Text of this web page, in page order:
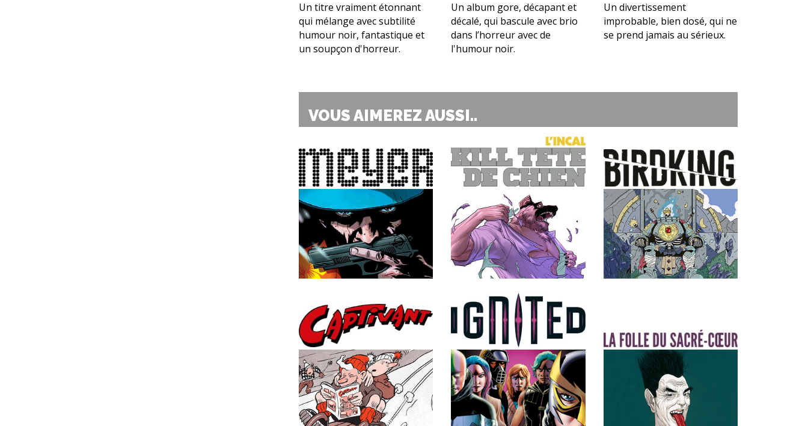
Un titre vraiment étonnant
qui mélange avec subtilité
humour noir, fantastique et
un soupçon d'horreur.
Un album gore, décapant et
décalé, qui bascule avec brio
dans l’horreur avec de
l'humour noir.
Un divertissement
improbable, bien dosé, qui ne
se prend jamais au sérieux.
VOUS AIMEREZ AUSSI..